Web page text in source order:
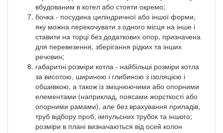
вбудованим в котел або стояти окремо;
бочка - посудина циліндричної або іншої форми,
яку можна перекочувати з одного місця на інше і
ставити на торці без додаткових опор, призначена
для перевезення, зберігання рідких та інших
речовин;
габаритні розміри котла - найбільші розміри котла
за висотою, шириною і глибиною з ізоляцією і
обшивкою, а також із зміцнюючими або опорними
елементами (наприклад, поясами жорсткості або
опорними рамами), але без врахування приладів,
труб відбору проб, імпульсних трубок та іншого;
розміри в плані визначаються від осей колон